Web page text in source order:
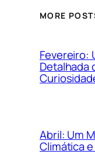
MORE
Fevereiro:
Detalhada
Abril: Um
Climática